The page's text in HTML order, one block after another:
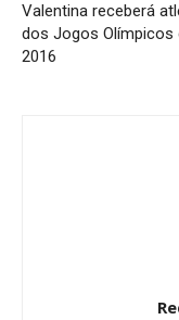
Valentina receberá
dos Jogos Olímpicos
2016